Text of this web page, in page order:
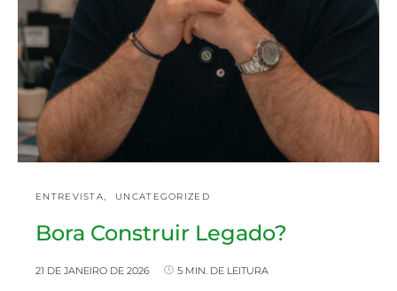
ENTREVISTA UNCATEGORIZED
Bora Construir Legado?
21 DE JANEIRO DE 2026 5 MIN. DE LEITURA